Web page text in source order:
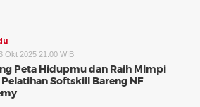
Okt 2025 21:00 WIB
Peta Hidupmu dan Raih Mimpi
Softskill Bareng NF